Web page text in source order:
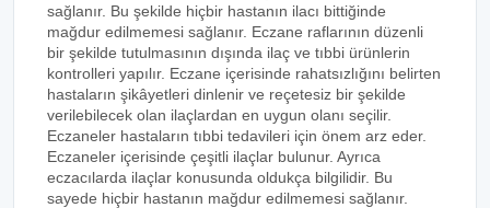
sağlanır. Bu şekilde hiçbir hastanın ilacı bittiğinde
mağdur edilmemesi sağlanır. Eczane raflarının düzenli
bir şekilde tutulmasının dışında ilaç ve tıbbi ürünlerin
kontrolleri yapılır. Eczane içerisinde rahatsızlığını belirten
hastaların şikâyetleri dinlenir ve reçetesiz bir şekilde
verilebilecek olan ilaçlardan en uygun olanı seçilir.
Eczaneler hastaların tıbbi tedavileri için önem arz eder.
Eczaneler içerisinde çeşitli ilaçlar bulunur. Ayrıca
eczacılarda ilaçlar konusunda oldukça bilgilidir. Bu
sayede hiçbir hastanın mağdur edilmemesi sağlanır.